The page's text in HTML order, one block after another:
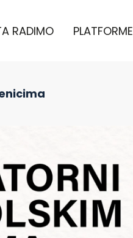
RADIMO PLATFORME